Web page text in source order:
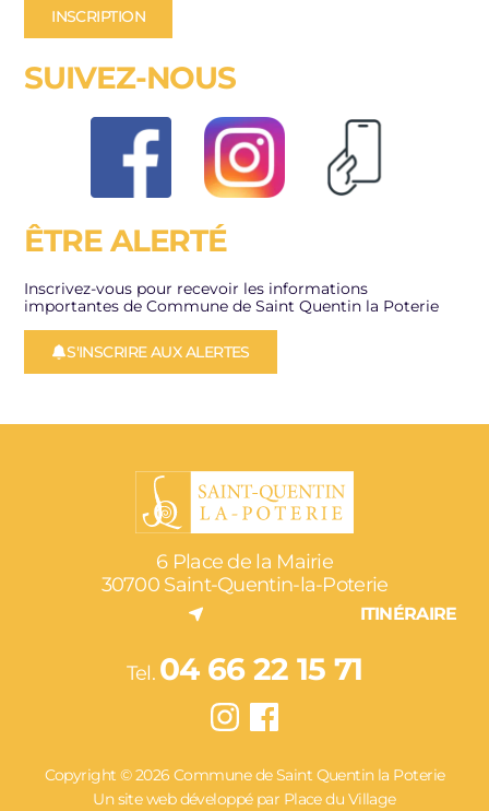
INSCRIPTION
SUIVEZ-NOUS
ÊTRE ALERTÉ
Inscrivez-vous pour recevoir les informations
importantes de Commune de Saint Quentin la Poterie
S'INSCRIRE AUX ALERTES
6 Place de la Mairie
30700 Saint-Quentin-la-Poterie
ITINÉRAIRE
Tel. 04 66 22 15 71
Copyright © 2026 Commune de Saint Quentin la Poterie
Un site web développé par Place du Village